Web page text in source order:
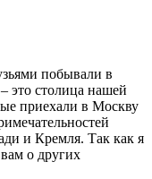
побывали в
это столица нашей
приехали в Москву
и Кремля. Так как я
о других